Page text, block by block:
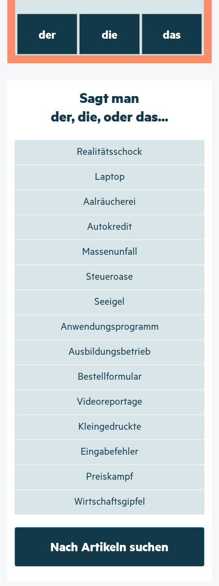
der die das
Sagt man
der, die, oder das...
Realitätsschock
Laptop
Aalräucherei
Autokredit
Massenunfall
Steueroase
Seeigel
Anwendungsprogramm
Ausbildungsbetrieb
Bestellformular
Videoreportage
Kleingedruckte
Eingabefehler
Preiskampf
Wirtschaftsgipfel
Nach Artikeln suchen